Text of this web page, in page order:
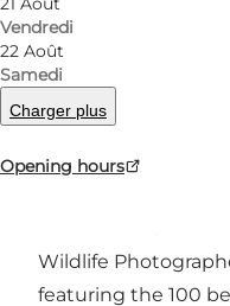
Vendredi
22 Août
Samedi
Charger plus
Opening hours
Wildlife
featuring the 100